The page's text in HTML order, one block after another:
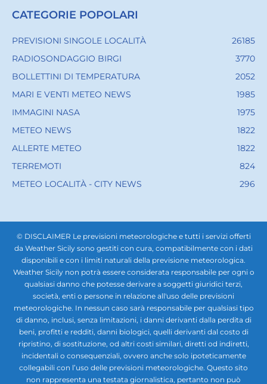
CATEGORIE POPOLARI
PREVISIONI SINGOLE LOCALITÀ
26185
RADIOSONDAGGIO BIRGI
3770
BOLLETTINI DI TEMPERATURA
2052
MARI E VENTI METEO NEWS
1985
IMMAGINI NASA
1975
METEO NEWS
1822
ALLERTE METEO
1822
TERREMOTI
824
METEO LOCALITÀ - CITY NEWS
296
© DISCLAIMER Le previsioni meteorologiche e tutti i servizi offerti
da Weather Sicily sono gestiti con cura, compatibilmente con i dati
disponibili e con i limiti naturali della previsione meteorologica.
Weather Sicily non potrà essere considerata responsabile per ogni o
qualsiasi danno che potesse derivare a soggetti giuridici terzi,
società, enti o persone in relazione all'uso delle previsioni
meteorologiche. In nessun caso sarà responsabile per qualsiasi tipo
di danno, inclusi, senza limitazioni, i danni derivanti dalla perdita di
beni, profitti e redditi, danni biologici, quelli derivanti dal costo di
ripristino, di sostituzione, od altri costi similari, diretti od indiretti,
incidentali o consequenziali, ovvero anche solo ipoteticamente
collegabili con l’uso delle previsioni meteorologiche. Questo sito
non rappresenta una testata giornalistica, pertanto non può